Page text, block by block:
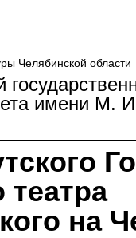
Челябинской области
имени М.
на